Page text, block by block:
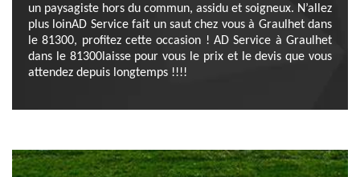
un paysagiste hors du commun, assidu et soigneux. N’allez
plus loinAD Service fait un saut chez vous à Graulhet dans
le 81300, profitez cette occasion ! AD Service à Graulhet
dans le 81300laisse pour vous le prix et le devis que vous
attendez depuis longtemps !!!!